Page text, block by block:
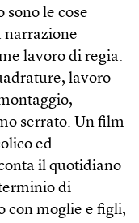
sono le cose
narrazione
lavoro di regia:
lavoro
serrato. Un film
ed
il quotidiano
di
con moglie e figli,